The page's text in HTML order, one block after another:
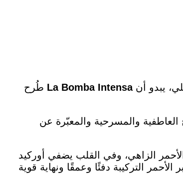
La Bomba Intensa طُرح
والمسرحية والمعبّرة عن
الزاهي، وفي القلب يضفي أوركيد
التركيبة دفئًا وعمقًا ونهاية قوية